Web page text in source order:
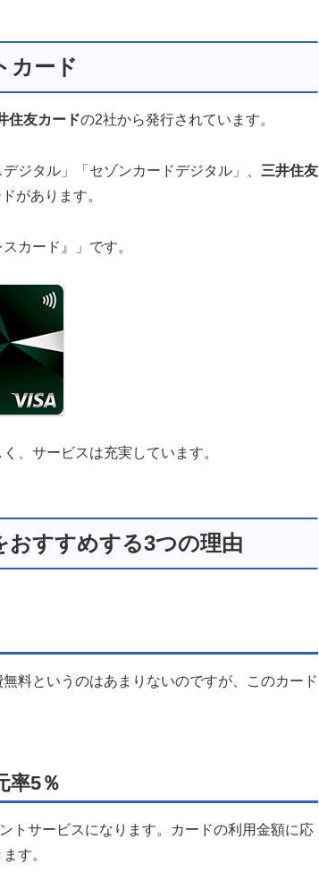
カード
住友カードの2社から発行されています。
ジタル」「セゾンカードデジタル」、 三井住友
があります。
カード』」です。
、サービスは充実しています。
おすすめする3つの理由
料というのはあまりないのですが、このカード
率5％
トサービスになります。カードの利用金額に応
す。